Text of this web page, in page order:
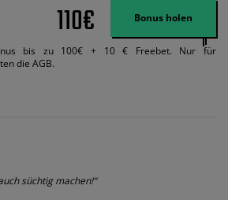
110€ Bonus holen
bis zu 100€ + 10 € Freebet. Nur für
die AGB.
süchtig machen!“